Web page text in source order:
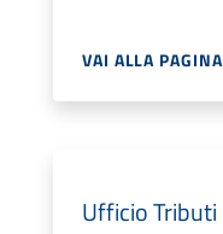
VAI ALLA PAGINA
Ufficio Tributi